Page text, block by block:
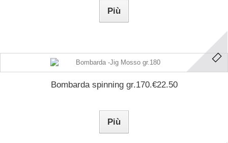
Più
Bombarda spinning gr.170.€22.50
Più